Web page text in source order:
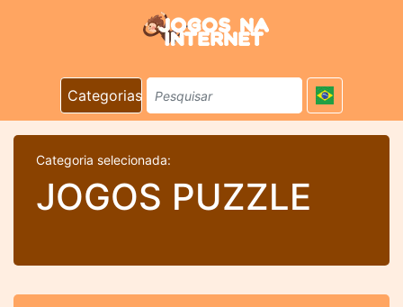
Categorias
Categoria selecionada:
JOGOS PUZZLE